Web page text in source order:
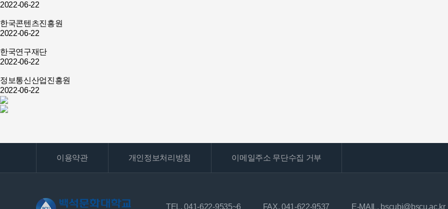
2022-06-22
한국콘텐츠진흥원
2022-06-22
한국연구재단
2022-06-22
정보통신산업진흥원
2022-06-22
이용약관 개인정보처리방침 이메일주소 무단수집 거부
TEL. 041-622-9535~6 FAX. 041-622-9537 E-MAIL. bscubi@bscu.ac.kr